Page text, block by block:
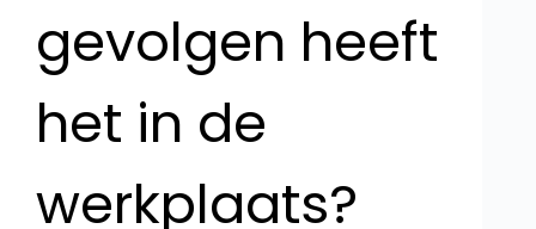
gevolgen heeft
het in de
werkplaats?